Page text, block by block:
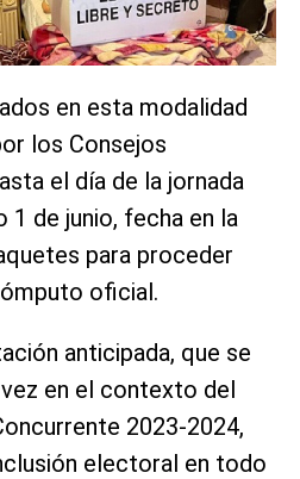
en esta modalidad
los Consejos
el día de la jornada
de junio, fecha en la
para proceder
oficial.
anticipada, que se
en el contexto del
2023-2024,
electoral en todo